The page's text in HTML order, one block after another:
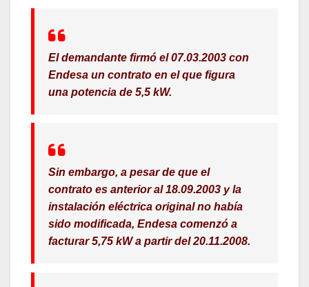
El demandante firmó el 07.03.2003 con
Endesa un contrato en el que figura
una potencia de 5,5 kW.
Sin embargo, a pesar de que el
contrato es anterior al 18.09.2003 y la
instalación eléctrica original no había
sido modificada, Endesa comenzó a
facturar 5,75 kW a partir del 20.11.2008.